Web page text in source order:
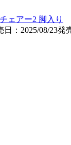
ェアー2 脚入り
日：2025/08/23発